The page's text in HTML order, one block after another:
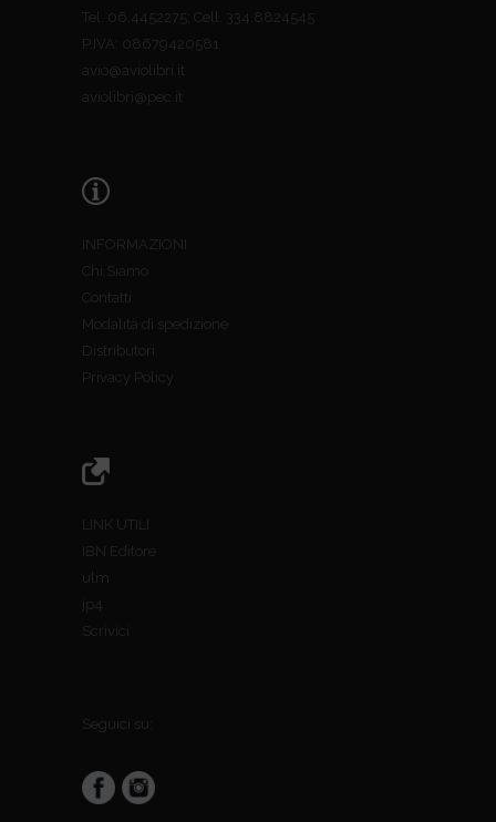
Tel. 06.4452275; Cell. 334.8824545
P.IVA: 08679420581
avio@aviolibri.it
aviolibri@pec.it
INFORMAZIONI
Chi Siamo
Contatti
Modalità di spedizione
Distributori
Privacy Policy
LINK UTILI
IBN Editore
ulm
jp4
Scrivici
Seguici su: